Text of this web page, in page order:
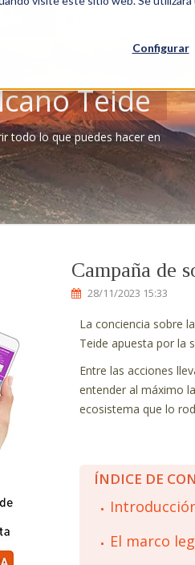
Configurar
Teide
todo lo que puedes hacer en
Campaña de
28/11/2023 15:33
La conciencia sobre
Teide apuesta por la
Entre las acciones
entender al máximo
ecosistema que lo
ÍNDICE DE
El marco